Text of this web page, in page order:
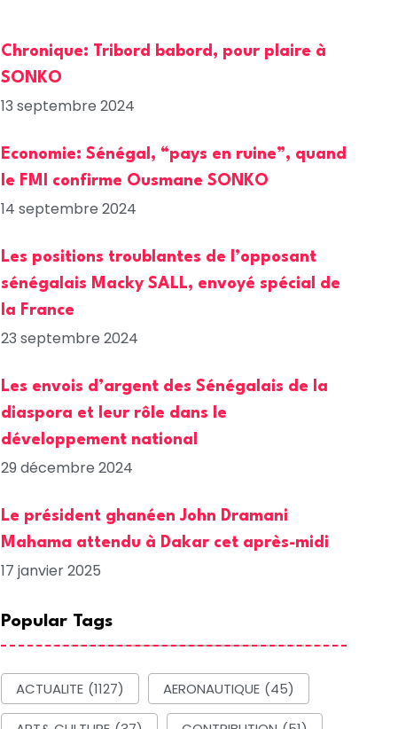
Chronique: Tribord babord, pour plaire à
SONKO
13 septembre 2024
Economie: Sénégal, “pays en ruine”, quand
le FMI confirme Ousmane SONKO
14 septembre 2024
Les positions troublantes de l’opposant
sénégalais Macky SALL, envoyé spécial de
la France
23 septembre 2024
Les envois d’argent des Sénégalais de la
diaspora et leur rôle dans le
développement national
29 décembre 2024
Le président ghanéen John Dramani
Mahama attendu à Dakar cet après-midi
17 janvier 2025
Popular Tags
ACTUALITE (1127) AERONAUTIQUE (45)